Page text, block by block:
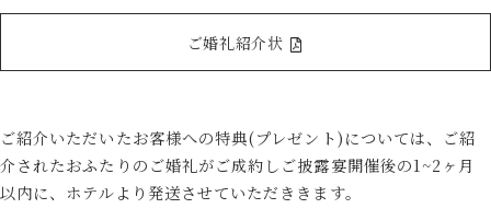
ご婚礼紹介状
ご紹介いただいたお客様への特典(プレゼント)については、ご紹
介されたおふたりのご婚礼がご成約しご披露宴開催後の1~2ヶ月
以内に、ホテルより発送させていただききます。